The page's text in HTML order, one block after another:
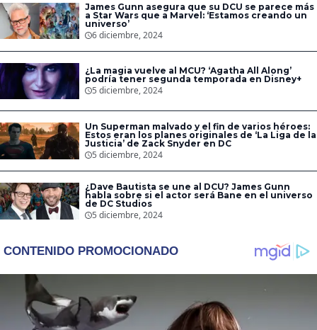
James Gunn asegura que su DCU se parece más
a Star Wars que a Marvel: ‘Estamos creando un
universo’
6 diciembre, 2024
¿La magia vuelve al MCU? ‘Agatha All Along’
podría tener segunda temporada en Disney+
5 diciembre, 2024
Un Superman malvado y el fin de varios héroes:
Estos eran los planes originales de ‘La Liga de la
Justicia’ de Zack Snyder en DC
5 diciembre, 2024
¿Dave Bautista se une al DCU? James Gunn
habla sobre si el actor será Bane en el universo
de DC Studios
5 diciembre, 2024